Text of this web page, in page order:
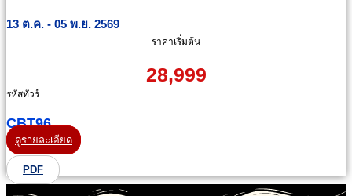
13 ต.ค. - 05 พ.ย. 2569
ราคาเริ่มต้น
28,999
รหัสทัวร์
CBT96
ดูรายละเอียด
PDF